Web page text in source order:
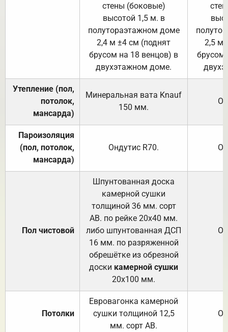
стены (боковые)
высотой 1,5 м. в
полутораэтажном доме
2,4 м ±4 см (поднят
брусом на 18 венцов) в
двухэтажном доме.
2,5 м
брусом
Утепление (пол,
потолок,
мансарда)
Минеральная вата Knauf
150 мм.
Пароизоляция
(пол, потолок,
мансарда)
Ондутис R70.
Пол чистовой
Шпунтованная доска
камерной сушки
толщиной 36 мм. сорт
АВ. по рейке 20х40 мм.
либо шпунтованная ДСП
16 мм. по разряженной
обрешётке из обрезной
доски камерной сушки
20х100 мм.
Потолки
Евровагонка камерной
сушки толщиной 12,5
мм. сорт АВ.